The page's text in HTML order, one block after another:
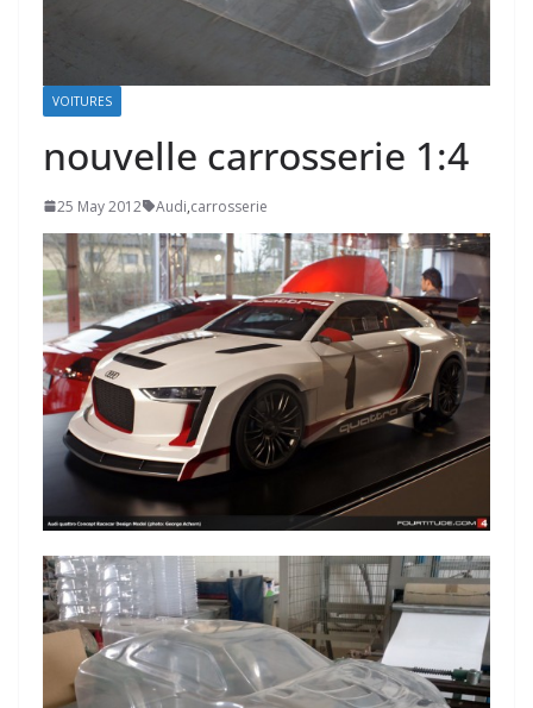
VOITURES
nouvelle carrosserie 1:4
25 May 2012 Audi,carrosserie